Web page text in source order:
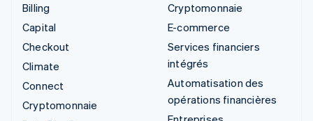
Billing
Capital
Checkout
Climate
Connect
Cryptomonnaie
Cryptomonnaie
E-commerce
Services financiers
intégrés
Automatisation des
opérations financières